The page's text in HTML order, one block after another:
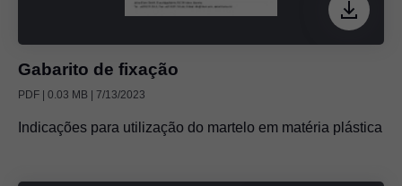
Gabarito de fixação
PDF | 0.03 MB | 7/13/2023
Indicações para utilização do martelo em matéria plástica